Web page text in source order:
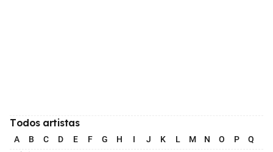
Todos artistas
A B C D E F G H I J K L M N O P Q